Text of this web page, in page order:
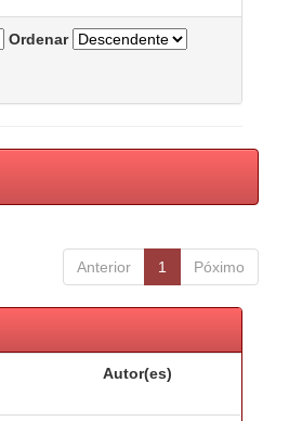
Ordenar
Anterior 1 Póximo
Autor(es)